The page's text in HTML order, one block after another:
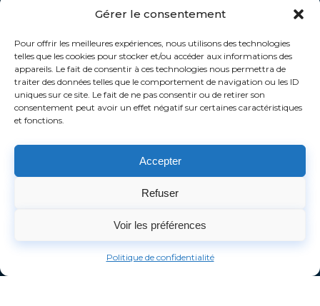
Gérer le consentement
Pour offrir les meilleures expériences, nous utilisons des technologies
telles que les cookies pour stocker et/ou accéder aux informations des
appareils. Le fait de consentir à ces technologies nous permettra de
traiter des données telles que le comportement de navigation ou les ID
uniques sur ce site. Le fait de ne pas consentir ou de retirer son
consentement peut avoir un effet négatif sur certaines caractéristiques
et fonctions.
Accepter
Refuser
Voir les préférences
Politique de confidentialité